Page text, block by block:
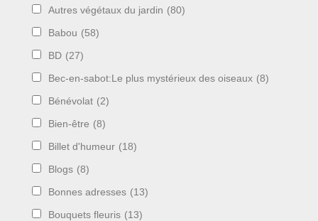
Autres végétaux du jardin (80)
Babou (58)
BD (27)
Bec-en-sabot:Le plus mystérieux des oiseaux (8)
Bénévolat (2)
Bien-être (8)
Billet d'humeur (18)
Blogs (8)
Bonnes adresses (13)
Bouquets fleuris (13)